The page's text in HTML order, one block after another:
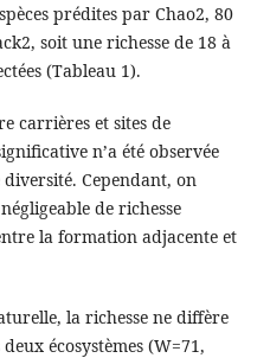
prédites par Chao2, 80
soit une richesse de 18 à
(Tableau 1).
carrières et sites de
n’a été observée
Cependant, on
de richesse
la formation adjacente et
la richesse ne diffère
écosystèmes (W=71,